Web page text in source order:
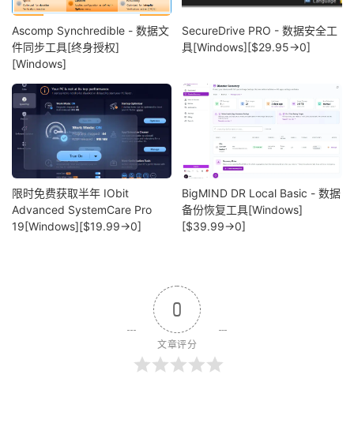
Ascomp Synchredible - 数据文
件同步工具[终身授权]
[Windows]
SecureDrive PRO - 数据安全工
具[Windows][$29.95→0]
限时免费获取半年 IObit
Advanced SystemCare Pro
19[Windows][$19.99→0]
BigMIND DR Local Basic - 数据
备份恢复工具[Windows]
[$39.99→0]
0
文章评分